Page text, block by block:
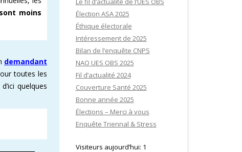
moins
demandant
toutes les
quelques
Élection ASA 2025
Éthique électorale
Intéressement de 2025
Bilan de l’enquête CNPS
NAO UES OBS 2025
Fil d’actualité 2024
Couverture Santé 2025
Bonne année 2025
Élections – Merci à vous
Enquête Triennal & Stress
Visiteurs aujourd’hui: 1